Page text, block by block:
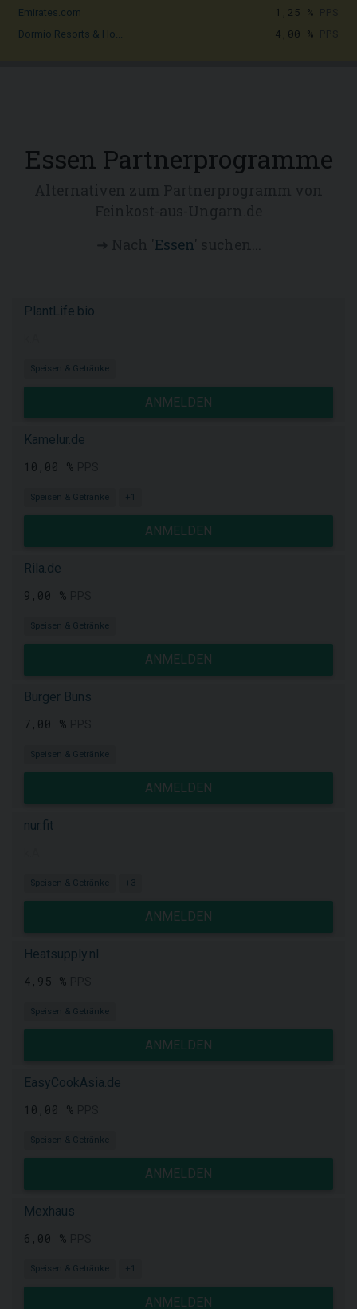
Emirates.com 1,25 %
Dormio Resorts & Ho... 4,00 %
Essen Partnerprogramme
Essen' suchen...
PlantLife.bio
Speisen & Getränke
ANMELDEN
Kamelur.de
10,00 %
Speisen & Getränke +1
ANMELDEN
Rila.de
9,00 %
Speisen & Getränke
ANMELDEN
Burger Buns
7,00 %
Speisen & Getränke
ANMELDEN
nur.fit
Speisen & Getränke +3
ANMELDEN
Heatsupply.nl
4,95 %
Speisen & Getränke
ANMELDEN
EasyCookAsia.de
10,00 %
Speisen & Getränke
ANMELDEN
Mexhaus
6,00 %
Speisen & Getränke +1
ANMELDEN